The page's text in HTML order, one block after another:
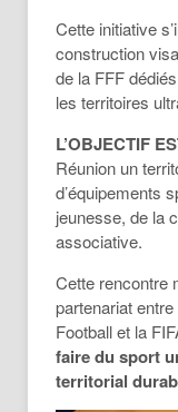
Cette initiative
construction
de la FFF
les territoires
L’OBJECTIF
Réunion un
d’équipements
jeunesse, de la
associative.
Cette rencontre
partenariat
Football et la
faire du sport
territorial